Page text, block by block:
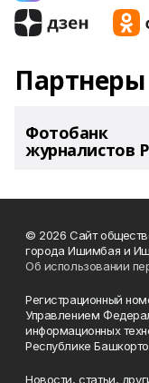
Партнеры
Фотобанк
журналистов
© 2026 Сайт
города Ишимбая и
Об использовании
Регистрационный
Управлением
информационных
Республике
Новости, статьи,